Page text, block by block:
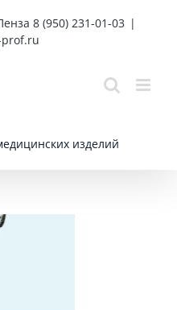
8 (950) 231-01-03 |
prof.ru
изделий